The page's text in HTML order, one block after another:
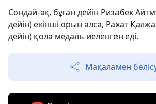
Сондай-ақ, бұған дейін Ризабек
дейін) екінші орын алса, Рахат
дейін) қола медаль иеленген еді.
Мақаламен